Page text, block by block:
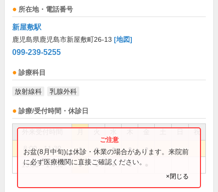
所在地・電話番号
新屋敷駅
鹿児島県鹿児島市新屋敷町26-13 [地図]
099-239-5255
診療科目
放射線科 乳腺外科
診療/受付時間・休診日
祝
8:00～11:30 ● ● ● ● ●
13:30～17:00 ● ● ● ●
お盆(8月中旬)は休診・休業の場合があります。来院前
に必ず医療機関に直接ご確認ください。
×閉じる